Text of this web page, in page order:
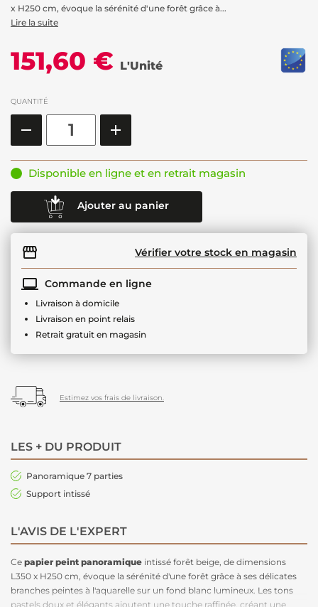
x H250 cm, évoque la sérénité d'une forêt grâce à...
Lire la suite
151,60 € L'Unité
QUANTITÉ
Disponible en ligne et en retrait magasin
Ajouter au panier
Vérifier votre stock en magasin
Commande en ligne
Livraison à domicile
Livraison en point relais
Retrait gratuit en magasin
Estimez vos frais de livraison.
LES + DU PRODUIT
Panoramique 7 parties
Support intissé
L'AVIS DE L'EXPERT
Ce papier peint panoramique intissé forêt beige, de dimensions
L350 x H250 cm, évoque la sérénité d'une forêt grâce à ses délicates
branches peintes à l'aquarelle sur un fond blanc lumineux. Les tons
pastels doux et élégants ajoutent une touche raffinée, créant une